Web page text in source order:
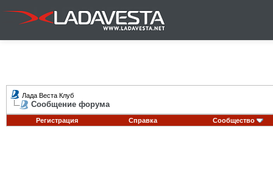
Лада Веста Клуб
Сообщение форума
Регистрация Справка Сообщество